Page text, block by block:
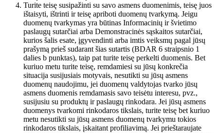
Turite teisę susipažinti su savo asmens duomenimis, teisę juos
ištaisyti, ištrinti ir teisę apriboti duomenų tvarkymą. Jeigu
duomenų tvarkymas yra būtinas Informacinių ir švietimo
paslaugų sutarčiai arba Demonstracinės sąskaitos sutarčiai,
kurios šalis esate, įgyvendinti arba imtis veiksmų pagal jūsų
prašymą prieš sudarant šias sutartis (BDAR 6 straipsnio 1
dalies b punktas), taip pat turite teisę perkelti duomenis. Bet
kuriuo metu turite teisę, remdamiesi su jūsų konkrečia
situacija susijusiais motyvais, nesutikti su jūsų asmens
duomenų naudojimu, jei duomenų valdytojas tvarko jūsų
asmens duomenis remdamasis savo teisėtu interesu, pvz.,
susijusiu su produktų ir paslaugų rinkodara. Jei jūsų asmens
duomenys tvarkomi rinkodaros tikslais, turite teisę bet kuriuo
metu nesutikti su jūsų asmens duomenų tvarkymu tokios
rinkodaros tikslais, įskaitant profiliavimą. Jei prieštaraujate